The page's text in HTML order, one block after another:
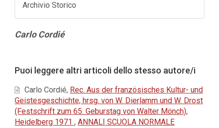
Archivio Storico
Contenuto
Carlo Cordié
dell'articolo
Puoi leggere altri articoli dello stesso autore/i
Carlo Cordié, Rec. Aus der französisches Kultur- und
Geistesgeschichte, hrsg. von W. Dierlamm und W. Drost
(Festschrift zum 65. Geburstag von Walter Mönch),
Heidelberg 1971 , ANNALI SCUOLA NORMALE